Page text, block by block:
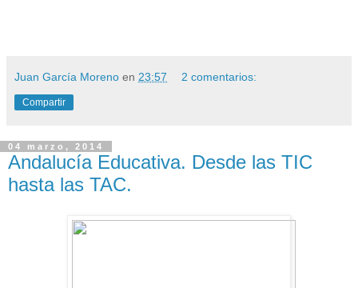
Juan García Moreno en 23:57 2 comentarios:
Compartir
04 marzo, 2014
Andalucía Educativa. Desde las TIC
hasta las TAC.